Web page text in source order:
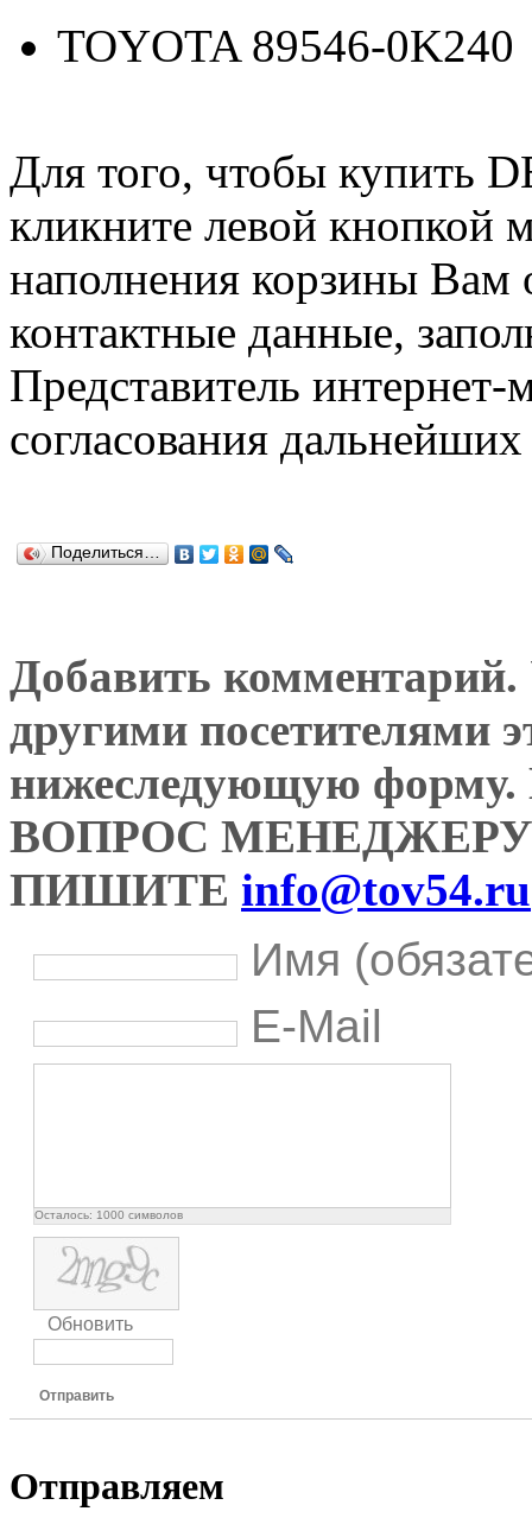
TOYOTA 89546-0K240
Для того, чтобы купить
кликните левой
наполнения корзины Вам
контактные данные,
Представитель
согласования
Поделиться…
Добавить комментарий.
другими посетителями
нижеследующую
ВОПРОС
ПИШИТЕ info@tov54.ru
Имя
E-Mail
Осталось: 1000 символов
Обновить
Отправить
Отправляем